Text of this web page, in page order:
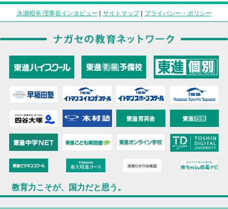
永瀬昭幸 理事長インタビュー | サイトマップ| プライバシー・ポリシー
教育力こそが、国力だと思う。